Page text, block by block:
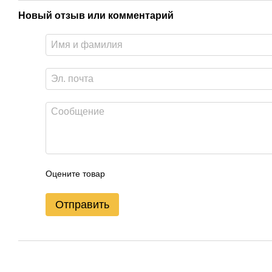
Новый отзыв или комментарий
Оцените товар
Отправить